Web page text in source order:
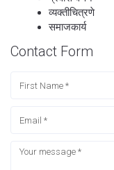
व्यक्तीचित्रणे
समाजकार्य
Contact Form